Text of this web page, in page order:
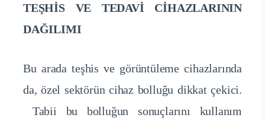
TEŞHİS VE TEDAVİ CİHAZLARININ
DAĞILIMI
Bu arada teşhis ve görüntüleme cihazlarında
da, özel sektörün cihaz bolluğu dikkat çekici.
Tabii bu bolluğun sonuçlarını kullanım